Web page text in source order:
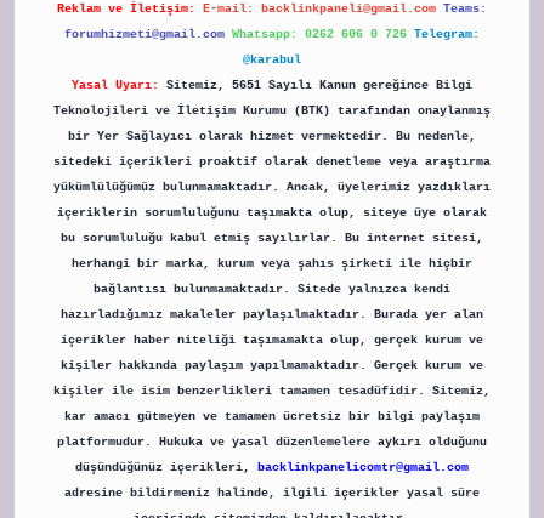
Reklam ve İletişim: E-mail: backlinkpaneli@gmail.com Teams:
forumhizmeti@gmail.com Whatsapp: 0262 606 0 726 Telegram:
@karabul
Yasal Uyarı:
Sitemiz, 5651 Sayılı Kanun gereğince Bilgi
Teknolojileri ve İletişim Kurumu (BTK) tarafından onaylanmış
bir Yer Sağlayıcı olarak hizmet vermektedir. Bu nedenle,
sitedeki içerikleri proaktif olarak denetleme veya araştırma
yükümlülüğümüz bulunmamaktadır. Ancak, üyelerimiz yazdıkları
içeriklerin sorumluluğunu taşımakta olup, siteye üye olarak
bu sorumluluğu kabul etmiş sayılırlar. Bu internet sitesi,
herhangi bir marka, kurum veya şahıs şirketi ile hiçbir
bağlantısı bulunmamaktadır. Sitede yalnızca kendi
hazırladığımız makaleler paylaşılmaktadır. Burada yer alan
içerikler haber niteliği taşımamakta olup, gerçek kurum ve
kişiler hakkında paylaşım yapılmamaktadır. Gerçek kurum ve
kişiler ile isim benzerlikleri tamamen tesadüfidir. Sitemiz,
kar amacı gütmeyen ve tamamen ücretsiz bir bilgi paylaşım
platformudur. Hukuka ve yasal düzenlemelere aykırı olduğunu
düşündüğünüz içerikleri,
backlinkpanelicomtr@gmail.com
adresine bildirmeniz halinde, ilgili içerikler yasal süre